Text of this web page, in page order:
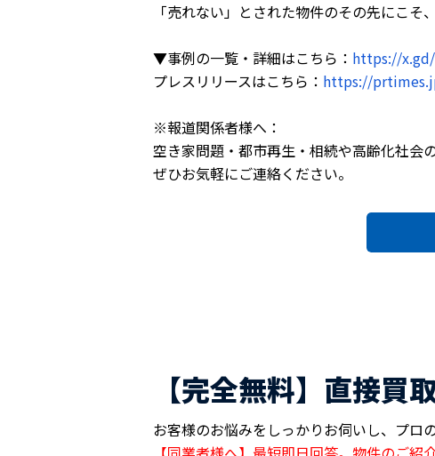
「売れない」とされた物件のその先にこそ
▼事例の一覧・詳細はこちら： https://x.gd/
プレスリリースはこちら： https://
※報道関係者様へ：
空き家問題・都市再生・相続や高齢化社会
ぜひお気軽にご連絡ください。
【完全無料】直接買
お客様のお悩みをしっかりお伺いし、プロ